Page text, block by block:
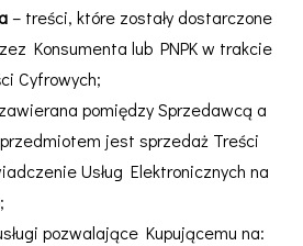
– treści, które zostały dostarczone
Konsumenta lub PNPK w trakcie
Cyfrowych;
pomiędzy Sprzedawcą a
jest sprzedaż Treści
Usług Elektronicznych na
pozwalające Kupującemu na: